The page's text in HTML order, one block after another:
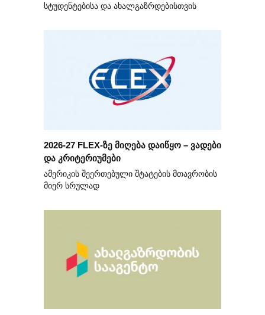
სტუდენტებისა და ახალგაზრდებისთვის
2026-27 FLEX-ზე მიღება დაიწყო – ვადები
და კრიტერიუმები
ამერიკის შეერთებული შტატების მთავრობის
მიერ სრულად